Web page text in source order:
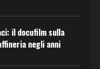
il docufilm sulla
negli anni